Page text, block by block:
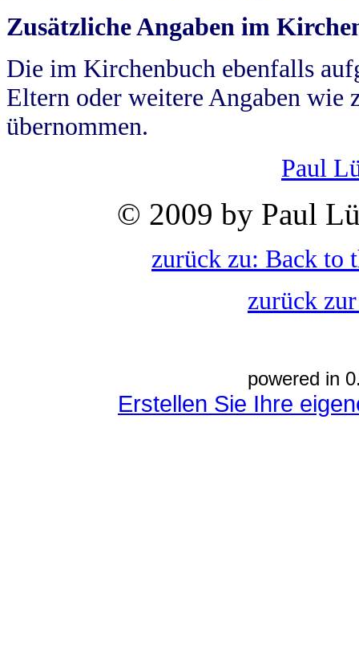
Zusätzliche Angaben im
Die im Kirchenbuch ebenfalls
Eltern oder weitere Angaben wie
übernommen.
Paul
© 2009 by Paul
zurück zu: Back to
zurück
powered in
Erstellen Sie Ihre